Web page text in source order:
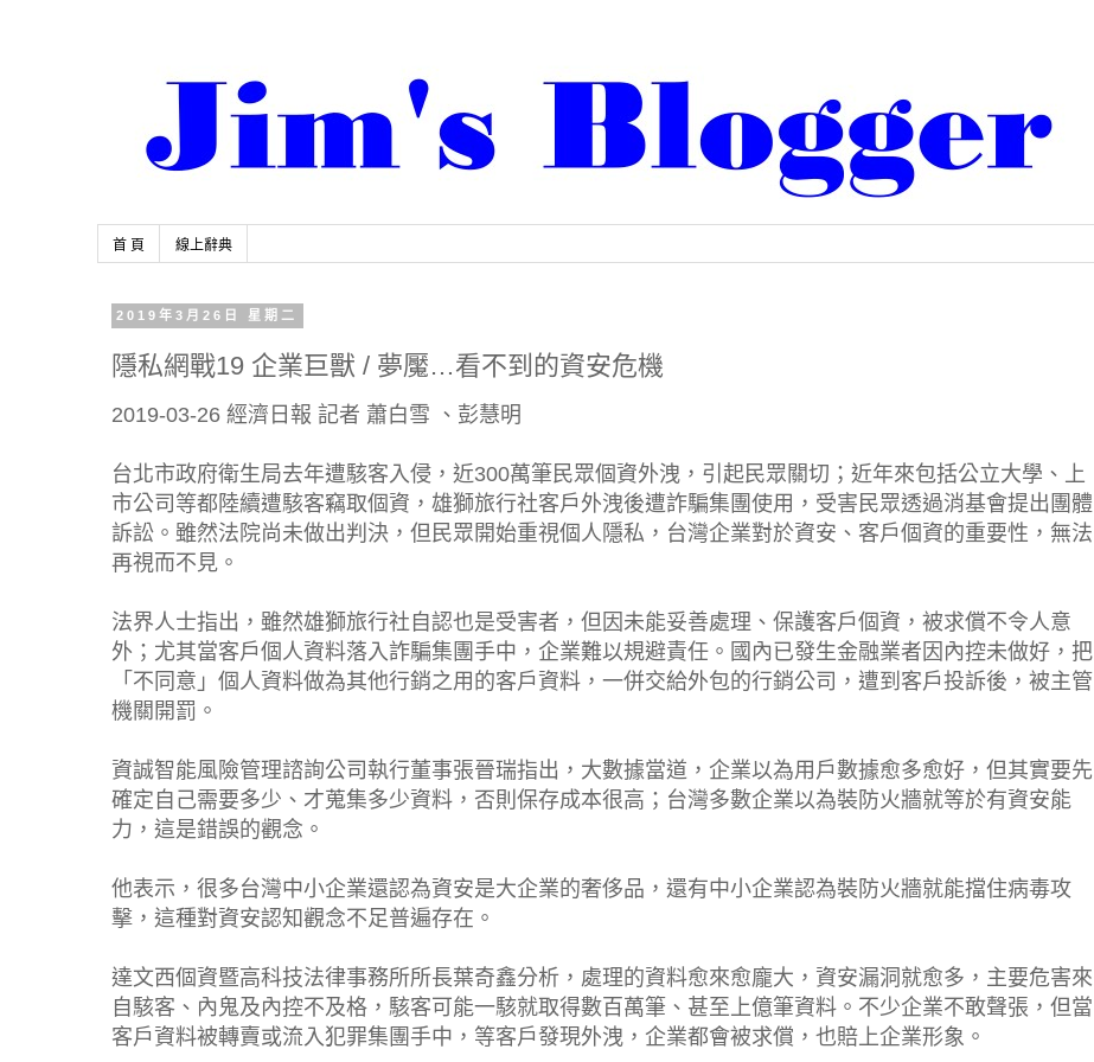
首 頁 線上辭典
2019年3月26日 星期二
隱私網戰19 企業巨獸 / 夢魘…看不到的資安危機
2019-03-26 經濟日報 記者 蕭白雪 、彭慧明
台北市政府衛生局去年遭駭客入侵，近300萬筆民眾個資外洩，引起民眾關切；近年來包括公立大學、上
市公司等都陸續遭駭客竊取個資，雄獅旅行社客戶外洩後遭詐騙集團使用，受害民眾透過消基會提出團體
訴訟。雖然法院尚未做出判決，但民眾開始重視個人隱私，台灣企業對於資安、客戶個資的重要性，無法
再視而不見。
法界人士指出，雖然雄獅旅行社自認也是受害者，但因未能妥善處理、保護客戶個資，被求償不令人意
外；尤其當客戶個人資料落入詐騙集團手中，企業難以規避責任。國內已發生金融業者因內控未做好，把
「不同意」個人資料做為其他行銷之用的客戶資料，一併交給外包的行銷公司，遭到客戶投訴後，被主管
機關開罰。
資誠智能風險管理諮詢公司執行董事張晉瑞指出，大數據當道，企業以為用戶數據愈多愈好，但其實要先
確定自己需要多少、才蒐集多少資料，否則保存成本很高；台灣多數企業以為裝防火牆就等於有資安能
力，這是錯誤的觀念。
他表示，很多台灣中小企業還認為資安是大企業的奢侈品，還有中小企業認為裝防火牆就能擋住病毒攻
擊，這種對資安認知觀念不足普遍存在。
達文西個資暨高科技法律事務所所長葉奇鑫分析，處理的資料愈來愈龐大，資安漏洞就愈多，主要危害來
自駭客、內鬼及內控不及格，駭客可能一駭就取得數百萬筆、甚至上億筆資料。不少企業不敢聲張，但當
客戶資料被轉賣或流入犯罪集團手中，等客戶發現外洩，企業都會被求償，也賠上企業形象。